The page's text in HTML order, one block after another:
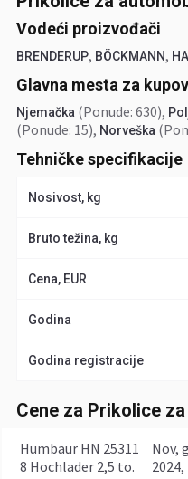
Vodeći proizvođači
BRENDERUP, BÖCKMANN,
Glavna mesta za
Njemačka (Ponude: 630),
(Ponude: 15), Norveška
Tehničke specifikacije
Nosivost, kg
Bruto težina, kg
Cena, EUR
Godina
Godina registracije
Cene za Prikolice
Humbaur HN 25311
8 Hochlader 2,5 to.
Nov, godina proizvodnje: